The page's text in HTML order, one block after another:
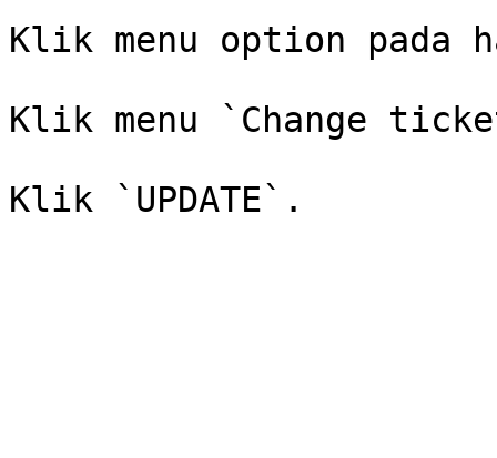
Klik menu option pada
Klik menu `Change